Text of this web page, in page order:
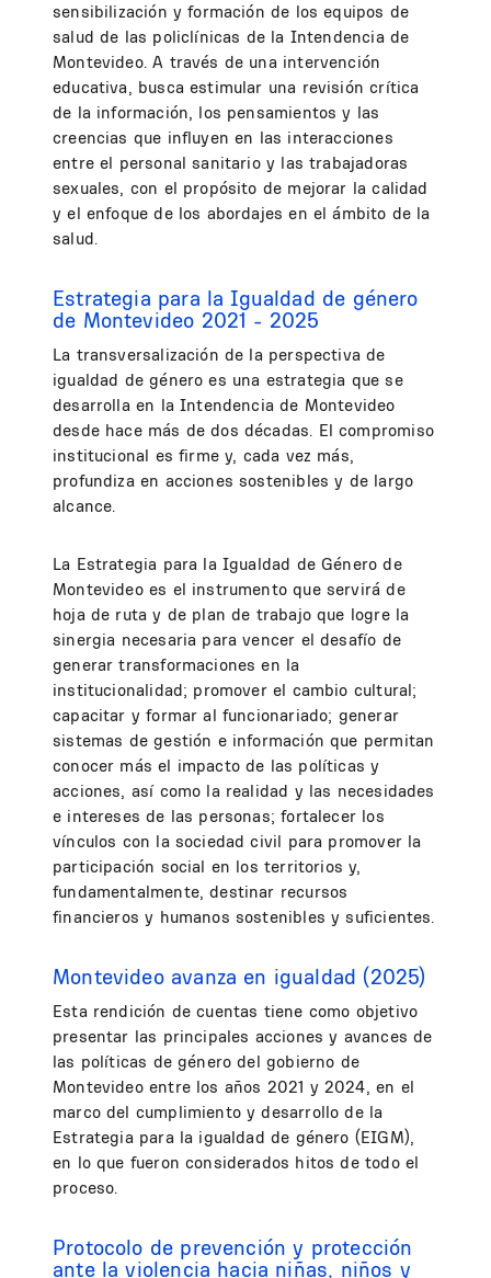
sensibilización y formación de los equipos de
salud de las policlínicas de la Intendencia de
Montevideo. A través de una intervención
educativa, busca estimular una revisión crítica
de la información, los pensamientos y las
creencias que influyen en las interacciones
entre el personal sanitario y las trabajadoras
sexuales, con el propósito de mejorar la calidad
y el enfoque de los abordajes en el ámbito de la
salud.
Estrategia para la Igualdad de género
de Montevideo 2021 - 2025
La transversalización de la perspectiva de
igualdad de género es una estrategia que se
desarrolla en la Intendencia de Montevideo
desde hace más de dos décadas. El compromiso
institucional es firme y, cada vez más,
profundiza en acciones sostenibles y de largo
alcance.
La Estrategia para la Igualdad de Género de
Montevideo es el instrumento que servirá de
hoja de ruta y de plan de trabajo que logre la
sinergia necesaria para vencer el desafío de
generar transformaciones en la
institucionalidad; promover el cambio cultural;
capacitar y formar al funcionariado; generar
sistemas de gestión e información que permitan
conocer más el impacto de las políticas y
acciones, así como la realidad y las necesidades
e intereses de las personas; fortalecer los
vínculos con la sociedad civil para promover la
participación social en los territorios y,
fundamentalmente, destinar recursos
financieros y humanos sostenibles y suficientes.
Montevideo avanza en igualdad (2025)
Esta rendición de cuentas tiene como objetivo
presentar las principales acciones y avances de
las políticas de género del gobierno de
Montevideo entre los años 2021 y 2024, en el
marco del cumplimiento y desarrollo de la
Estrategia para la igualdad de género (EIGM),
en lo que fueron considerados hitos de todo el
proceso.
Protocolo de prevención y protección
ante la violencia hacia niñas, niños y